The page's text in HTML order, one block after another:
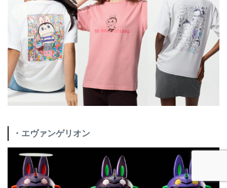
・エヴァンゲリオン